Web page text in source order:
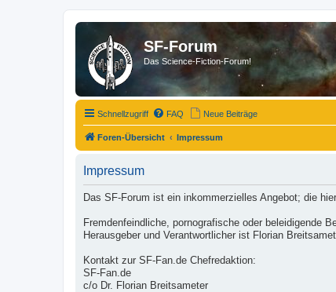
SF-Forum
Das Science-Fiction-Forum!
Schnellzugriff FAQ Neue Beiträge
Foren-Übersicht Impressum
Impressum
Das SF-Forum ist ein inkommerzielles Angebot; die
Fremdenfeindliche, pornografische oder beleidigende
Herausgeber und Verantwortlicher ist Florian
Kontakt zur SF-Fan.de Chefredaktion:
SF-Fan.de
c/o Dr. Florian Breitsameter